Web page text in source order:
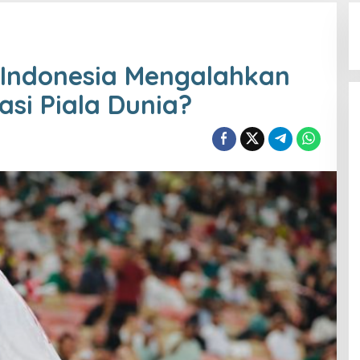
Mengalahkan
Piala Dunia?